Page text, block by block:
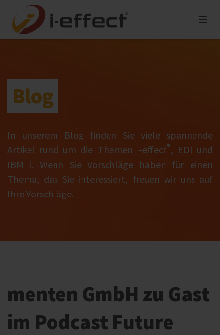
Blog
In unserem Blog finden Sie viele spannende
Artikel rund um die Themen i‑effect®, EDI und
IBM i. Wenn Sie Vorschläge haben für einen
Thema, das Sie interessiert, freuen wir uns auf
Ihre Vorschläge.
menten GmbH zu Gast
im Podcast Future